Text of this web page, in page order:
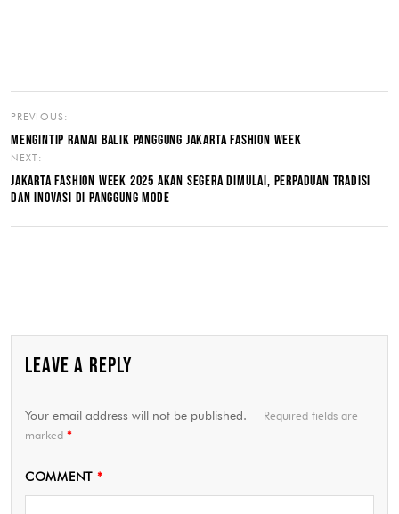
PREVIOUS:
MENGINTIP RAMAI BALIK PANGGUNG JAKARTA FASHION WEEK
NEXT:
JAKARTA FASHION WEEK 2025 AKAN SEGERA DIMULAI, PERPADUAN TRADISI
DAN INOVASI DI PANGGUNG MODE
LEAVE A REPLY
Your email address will not be published.
Required fields are
marked *
COMMENT *